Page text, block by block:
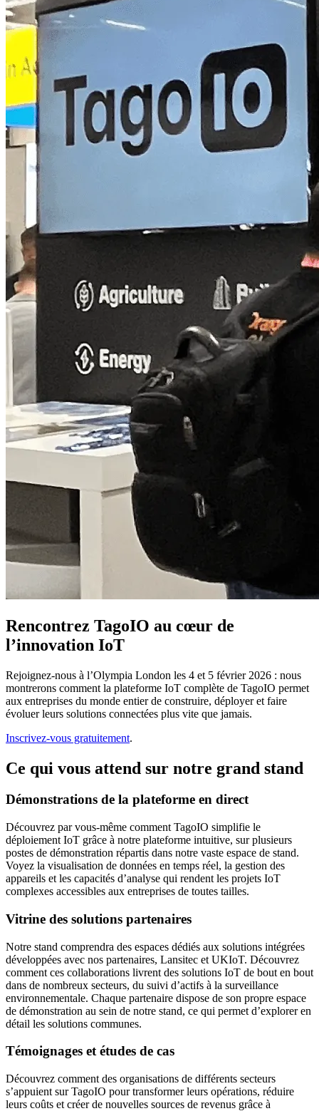
Rencontrez TagoIO au cœur de
l’innovation IoT
Rejoignez-nous à l’Olympia London les 4 et 5 février 2026 : nous
montrerons comment la plateforme IoT complète de TagoIO permet
aux entreprises du monde entier de construire, déployer et faire
évoluer leurs solutions connectées plus vite que jamais.
Inscrivez-vous gratuitement.
Ce qui vous attend sur notre grand stand
Démonstrations de la plateforme en direct
Découvrez par vous-même comment TagoIO simplifie le
déploiement IoT grâce à notre plateforme intuitive, sur plusieurs
postes de démonstration répartis dans notre vaste espace de stand.
Voyez la visualisation de données en temps réel, la gestion des
appareils et les capacités d’analyse qui rendent les projets IoT
complexes accessibles aux entreprises de toutes tailles.
Vitrine des solutions partenaires
Notre stand comprendra des espaces dédiés aux solutions intégrées
développées avec nos partenaires, Lansitec et UKIoT. Découvrez
comment ces collaborations livrent des solutions IoT de bout en bout
dans de nombreux secteurs, du suivi d’actifs à la surveillance
environnementale. Chaque partenaire dispose de son propre espace
de démonstration au sein de notre stand, ce qui permet d’explorer en
détail les solutions communes.
Témoignages et études de cas
Découvrez comment des organisations de différents secteurs
s’appuient sur TagoIO pour transformer leurs opérations, réduire
leurs coûts et créer de nouvelles sources de revenus grâce à